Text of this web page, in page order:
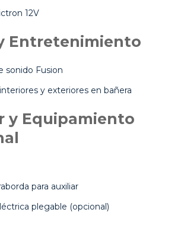
12V
Entretenimiento
sonido Fusion
y exteriores en bañera
y Equipamiento
para auxiliar
plegable (opcional)